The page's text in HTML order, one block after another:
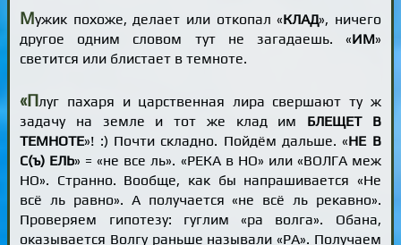
Мужик похоже, делает или откопал «КЛАД», ничего
другое одним словом тут не загадаешь. «ИМ»
светится или блистает в темноте.
«Плуг пахаря и царственная лира свершают ту ж
задачу на земле и тот же клад им БЛЕЩЕТ В
ТЕМНОТЕ»! :) Почти складно. Пойдём дальше. «НЕ В
С(ъ) ЕЛЬ» = «не все ль». «РЕКА в НО» или «ВОЛГА меж
НО». Странно. Вообще, как бы напрашивается «Не
всё ль равно». А получается «не всё ль рекавно».
Проверяем гипотезу: гуглим «ра волга». Обана,
оказывается Волгу раньше называли «РА». Получаем